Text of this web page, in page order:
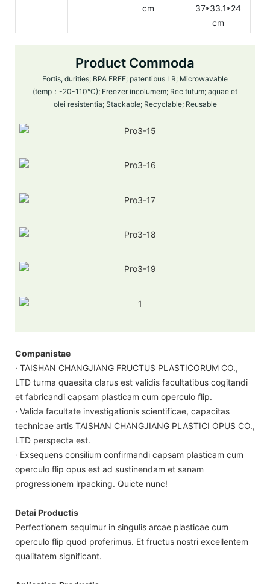
cm
37*33.1*24
cm
Product Commoda
Fortis, durities; BPA FREE; patentibus LR; Microwavable
(temp：-20-110°C); Freezer incolumem; Rec tutum; aquae et
olei resistentia; Stackable; Recyclable; Reusable
Companistae
· TAISHAN CHANGJIANG FRUCTUS PLASTICORUM CO.,
LTD turma quaesita clarus est validis facultatibus cogitandi
et fabricandi capsam plasticam cum operculo flip.
· Valida facultate investigationis scientificae, capacitas
technicae artis TAISHAN CHANGJIANG PLASTICI OPUS CO.,
LTD perspecta est.
· Exsequens consilium confirmandi capsam plasticam cum
operculo flip opus est ad sustinendam et sanam
progressionem lrpacking. Quicte nunc!
Detai Productis
Perfectionem sequimur in singulis arcae plasticae cum
operculo flip quod proferimus. Et fructus nostri excellentem
qualitatem significant.